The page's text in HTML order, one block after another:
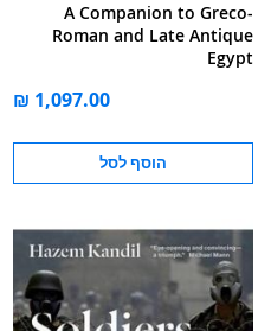
A Companion to Greco-
Roman and Late Antique
Egypt
הוסף לסל